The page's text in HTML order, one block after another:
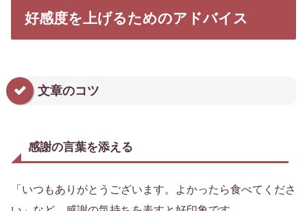
好感度を上げるためのアドバイス
文章のコツ
感謝の言葉を添える
「いつもありがとうございます。よかったら食べてくださ